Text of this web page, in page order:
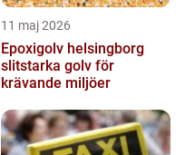
11 maj 2026
Epoxigolv helsingborg
slitstarka golv för
krävande miljöer